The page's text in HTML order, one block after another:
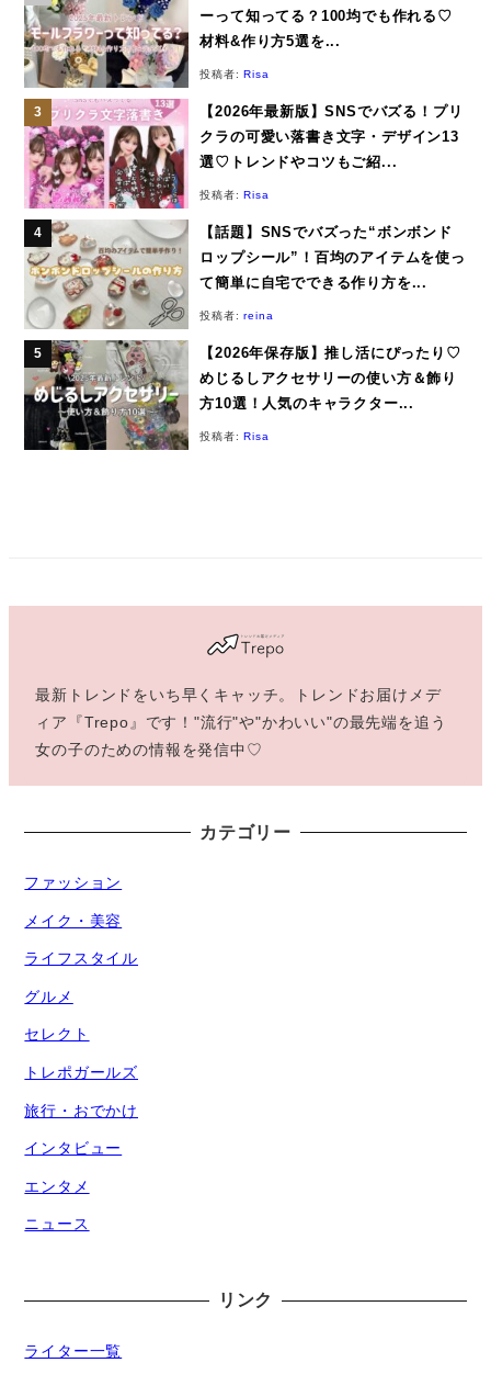
ーって知ってる？100均でも作れる♡
材料&作り方5選を...
投稿者:Risa
【2026年最新版】SNSでバズる！プリ
クラの可愛い落書き文字・デザイン13
選♡トレンドやコツもご紹...
投稿者:Risa
【話題】SNSでバズった“ボンボンド
ロップシール”！百均のアイテムを使っ
て簡単に自宅でできる作り方を...
投稿者:reina
【2026年保存版】推し活にぴったり♡
めじるしアクセサリーの使い方＆飾り
方10選！人気のキャラクター...
投稿者:Risa
最新トレンドをいち早くキャッチ。トレンドお届けメデ
ィア『Trepo』です！"流行"や"かわいい"の最先端を追う
女の子のための情報を発信中♡
カテゴリー
ファッション
メイク・美容
ライフスタイル
グルメ
セレクト
トレポガールズ
旅行・おでかけ
インタビュー
エンタメ
ニュース
リンク
ライター一覧